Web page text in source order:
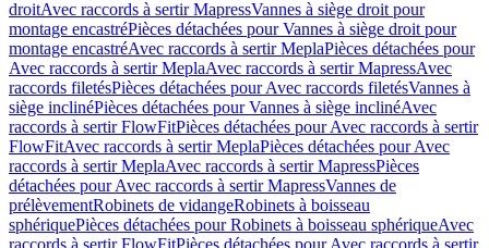
droitAvec raccords à sertir MapressVannes à siège droit pour
montage encastréPièces détachées pour Vannes à siège droit pour
montage encastréAvec raccords à sertir MeplaPièces détachées pour
Avec raccords à sertir MeplaAvec raccords à sertir MapressAvec
raccords filetésPièces détachées pour Avec raccords filetésVannes à
siège inclinéPièces détachées pour Vannes à siège inclinéAvec
raccords à sertir FlowFitPièces détachées pour Avec raccords à sertir
FlowFitAvec raccords à sertir MeplaPièces détachées pour Avec
raccords à sertir MeplaAvec raccords à sertir MapressPièces
détachées pour Avec raccords à sertir MapressVannes de
prélèvementRobinets de vidangeRobinets à boisseau
sphériquePièces détachées pour Robinets à boisseau sphériqueAvec
raccords à sertir FlowFitPièces détachées pour Avec raccords à sertir